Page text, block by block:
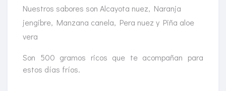
Nuestros sabores son Alcayota nuez, Naranja
jengibre, Manzana canela, Pera nuez y Piña aloe
vera
Son 500 gramos ricos que te acompañan para
estos días fríos.